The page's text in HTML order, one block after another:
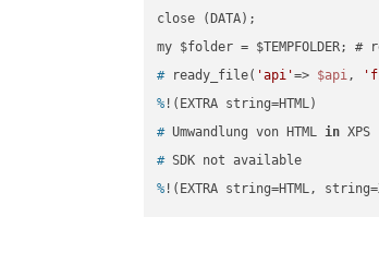
close (DATA);
# ready_file( 'api'=> $api,
% !(EXTRA string=HTML)
# Umwandlung von HTML in XPS
# SDK not available
% !(EXTRA string=HTML,